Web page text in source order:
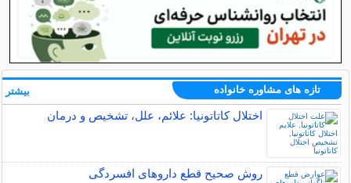
تازه های مشاوره خانواده
اختلال کاتاتونیا: علائم، علل، تشخیص و درمان
روش صحیح قطع داروهای افسردگی
بیشتر